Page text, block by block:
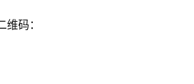
码：